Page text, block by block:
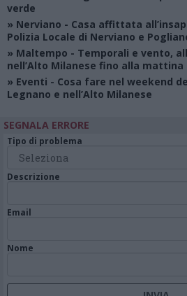
verde
» Nerviano - Casa affittata
Polizia Locale di Nerviano e
» Maltempo - Temporali e vento,
nell’Alto Milanese fino alla
» Eventi - Cosa fare nel weekend
Legnano e nell’Alto Milanese
SEGNALA ERRORE
Tipo di problema
Descrizione
Email
Nome